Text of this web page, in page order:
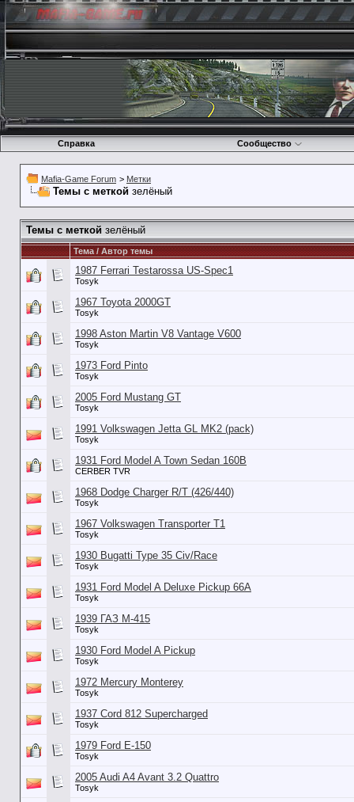
Справка Сообщество
Mafia-Game Forum > Метки
Темы с меткой зелёный
Темы с меткой зелёный
Тема / Автор темы
1987 Ferrari Testarossa US-Spec1
Tosyk
1967 Toyota 2000GT
Tosyk
1998 Aston Martin V8 Vantage V600
Tosyk
1973 Ford Pinto
Tosyk
2005 Ford Mustang GT
Tosyk
1991 Volkswagen Jetta GL MK2 (pack)
Tosyk
1931 Ford Model A Town Sedan 160B
CERBER TVR
1968 Dodge Charger R/T (426/440)
Tosyk
1967 Volkswagen Transporter T1
Tosyk
1930 Bugatti Type 35 Civ/Race
Tosyk
1931 Ford Model A Deluxe Pickup 66A
Tosyk
1939 ГАЗ М-415
Tosyk
1930 Ford Model A Pickup
Tosyk
1972 Mercury Monterey
Tosyk
1937 Cord 812 Supercharged
Tosyk
1979 Ford E-150
Tosyk
2005 Audi A4 Avant 3.2 Quattro
Tosyk